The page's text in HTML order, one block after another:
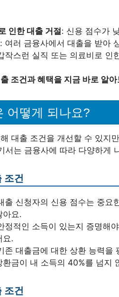
인한 대출 거절: 신용 점수가
: 여러 금융사에서 대출을 받아
작스런 실직 또는 의료비로 인
조건과 혜택을 지금 바로 알
어떻게 되나요?
대출 조건을 개선할 수 있지
서는 금융사에 따라 다양하게
조건
출 신청자의 신용 점수는 중요
아요.
정적인 소득이 있는지 증명해
요.
존 대출금에 대한 상환 능력을
환금이 내 소득의 40%를 넘지
조건